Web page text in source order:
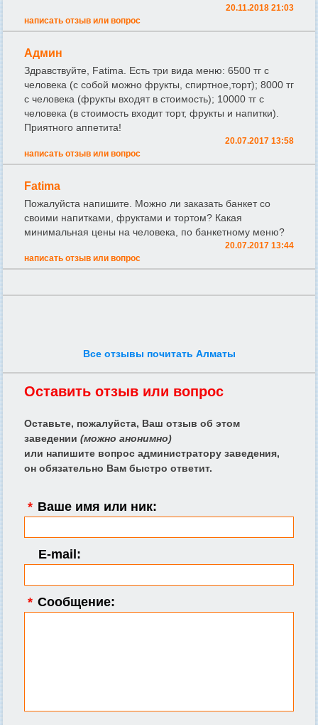
20.11.2018 21:03
написать отзыв или вопрос
Админ
Здравствуйте, Fatima. Есть три вида меню: 6500 тг с
человека (с собой можно фрукты, спиртное,торт); 8000 тг
с человека (фрукты входят в стоимость); 10000 тг с
человека (в стоимость входит торт, фрукты и напитки).
Приятного аппетита!
20.07.2017 13:58
написать отзыв или вопрос
Fatima
Пожалуйста напишите. Можно ли заказать банкет со
своими напитками, фруктами и тортом? Какая
минимальная цены на человека, по банкетному меню?
20.07.2017 13:44
написать отзыв или вопрос
Все отзывы почитать Алматы
Оставить отзыв или вопрос
Оставьте, пожалуйста, Ваш отзыв об этом
заведении (можно анонимно)
или напишите вопрос администратору заведения,
он обязательно Вам быстро ответит.
* Ваше имя или ник:
E-mail:
* Сообщение: